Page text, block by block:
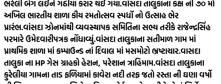
ભરેલી બેગ લઈને ગઠીયા કરાર થઈ ગયા.વાંસદા તાલુકાના કક્ષ ની ૭૦ મો
અખિલ ભારતીય શાળા કીય રમતોત્સવ સ્પધૉ નો ઉત્સાહ ભેર
પ્રારંભ.વાંસદા ઝોનમાંથી વ્યવસ્થાપક સમિતિના સભ્ય તરીકે રાજેન્દ્રસિંહ
પરમારે ઉમેદવારીપત્રક નોંધાવ્યું.વાંસદા તાલુકાના સતીમાળ ગામ માં
પ્રાથમિક શાળા માં કમ્પાઉન્ડ નાં દિવાલ માં મસમોટો ભ્રષ્ટાચાર.વાસદા
તાલુકા ના HP ગેસ ગ્રાહકો હેરાન, પરેશાન ત્રાહિમામ.વાંસદા તાલુકાના
કુરેલીયા ગામના તાડ ફળિયામાં કાવેરા નદી તરફ જતો રસ્તા ની ઘણા વર્ષો